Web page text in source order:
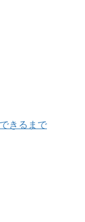
きるまで